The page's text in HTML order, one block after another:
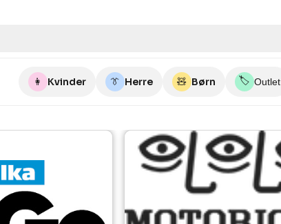
👩 Kvinder 👔 Herre 🧸 Børn 🏷️ Outlet